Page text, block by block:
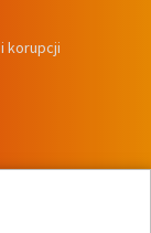
korupcji